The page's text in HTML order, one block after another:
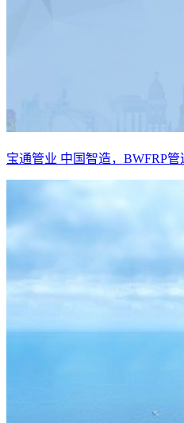
宝通管业 中国智造，BWFRP